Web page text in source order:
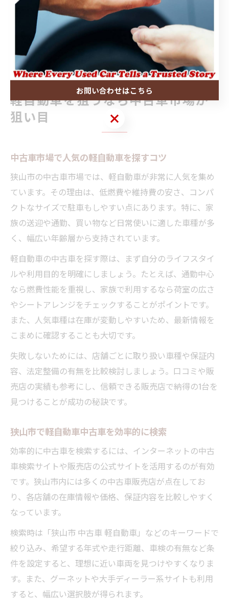
車情報サイト「グーネット狭山」なども活用すると、よ
り客観的な情報が得られます。複数の評価を比較し、自
分の希望条件や重視するポイントに合った販売店・車両
を選ぶことが、後悔しない中古車選びのコツです。
軽自動車を狙うなら中古車市場が
狙い目
中古車市場で人気の軽自動車を探すコツ
狭山市の中古車市場では、軽自動車が非常に人気を集め
ています。その理由は、低燃費や維持費の安さ、コンパ
クトなサイズで駐車もしやすい点にあります。特に、家
族の送迎や通勤、買い物など日常使いに適した車種が多
く、幅広い年齢層から支持されています。
軽自動車の中古車を探す際は、まず自分のライフスタイ
ルや利用目的を明確にしましょう。たとえば、通勤中心
なら燃費性能を重視し、家族で利用するなら荷室の広さ
やシートアレンジをチェックすることがポイントです。
また、人気車種は在庫が変動しやすいため、最新情報を
こまめに確認することも大切です。
失敗しないためには、店舗ごとに取り扱い車種や保証内
容、法定整備の有無を比較検討しましょう。口コミや販
売店の実績も参考にし、信頼できる販売店で納得の1台を
見つけることが成功の秘訣です。
狭山市で軽自動車中古車を効率的に検索
効率的に中古車を検索するには、インターネットの中古
車検索サイトや販売店の公式サイトを活用するのが有効
です。狭山市内には多くの中古車販売店が点在してお
り、各店舗の在庫情報や価格、保証内容を比較しやすく
なっています。
検索時は「狭山市 中古車 軽自動車」などのキーワードで
絞り込み、希望する年式や走行距離、車検の有無など条
件を設定すると、理想に近い車両を見つけやすくなりま
す。また、グーネットや大手ディーラー系サイトも利用
すると、幅広い選択肢が得られます。
お問い合わせはこちら
お問い合わせはこちら